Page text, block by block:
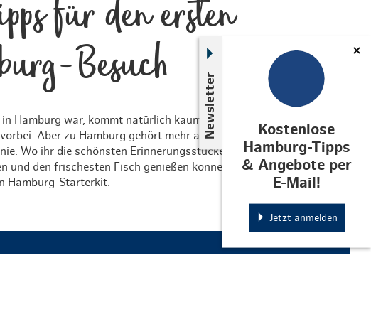
Newsletter
Kostenlose
Hamburg-Tipps
& Angebote per
E-Mail!
Jetzt anmelden
für den ersten
Besuch
in Hamburg war, kommt natürlich kaum an den touristischen
Aber zu Hamburg gehört mehr als nur Hafen und
Wo ihr die schönsten Erinnerungsstücke finden, das beste
und den frischesten Fisch genießen können, verraten wir euch hier,
Hamburg-Starterkit.